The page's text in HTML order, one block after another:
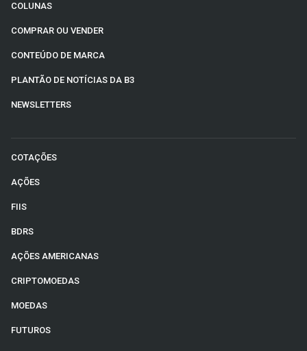
COLUNAS
COMPRAR OU VENDER
CONTEÚDO DE MARCA
PLANTÃO DE NOTÍCIAS DA B3
NEWSLETTERS
COTAÇÕES
AÇÕES
FIIS
BDRS
AÇÕES AMERICANAS
CRIPTOMOEDAS
MOEDAS
FUTUROS